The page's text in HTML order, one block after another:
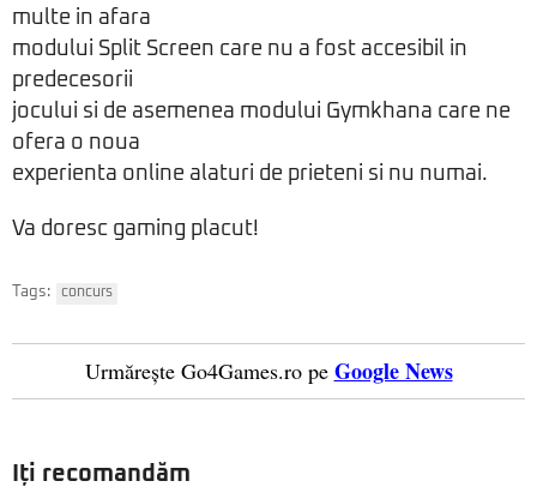
multe in afara
modului Split Screen care nu a fost accesibil in
predecesorii
jocului si de asemenea modului Gymkhana care ne
ofera o noua
experienta online alaturi de prieteni si nu numai.
Va doresc gaming placut!
Tags: concurs
Urmărește Go4Games.ro pe Google News
Iți recomandăm